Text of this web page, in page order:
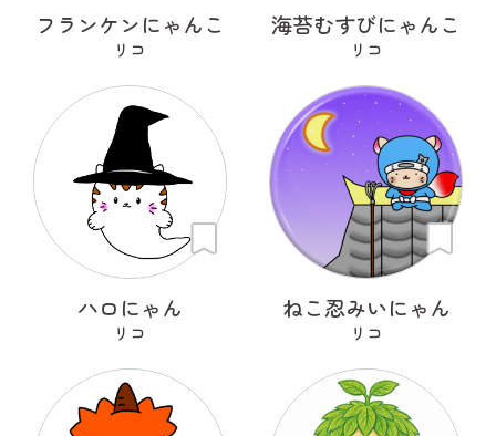
フランケンにゃんこ
リコ
海苔むすびにゃんこ
リコ
ハロにゃん
リコ
ねこ忍みいにゃん
リコ